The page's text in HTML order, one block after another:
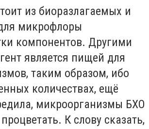
из биоразлагаемых и
микрофлоры
компонентов. Другими
является пищей для
таким образом, ибо
количествах, ещё
микроорганизмы БХО
К слову сказать,